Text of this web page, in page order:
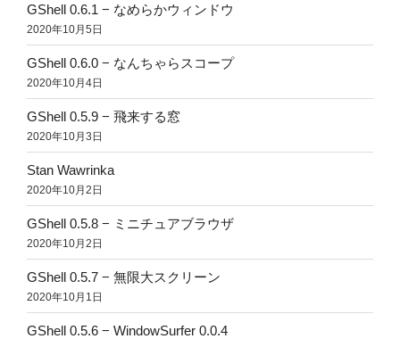
GShell 0.6.1 − なめらかウィンドウ
2020年10月5日
GShell 0.6.0 − なんちゃらスコープ
2020年10月4日
GShell 0.5.9 − 飛来する窓
2020年10月3日
Stan Wawrinka
2020年10月2日
GShell 0.5.8 − ミニチュアブラウザ
2020年10月2日
GShell 0.5.7 − 無限大スクリーン
2020年10月1日
GShell 0.5.6 − WindowSurfer 0.0.4